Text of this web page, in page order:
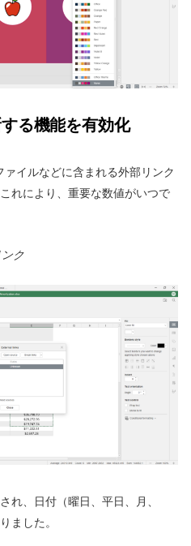
る機能を有効化
イルなどに含まれる外部リンク
れにより、重要な数値がいつで
ク
れ、日付（曜日、平日、月、
ました。